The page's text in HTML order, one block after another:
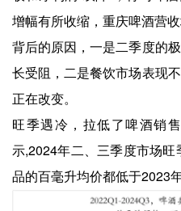
增幅有所收缩，重庆啤酒营收
背后的原因，一是二季度的
长受阻，二是餐饮市场表现
正在改变。
旺季遇冷，拉低了啤酒销
示,2024年二、三季度市场
品的百毫升均价都低于2023